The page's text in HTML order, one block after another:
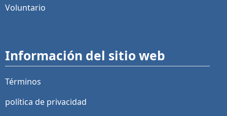
Voluntario
Información del sitio web
Términos
política de privacidad